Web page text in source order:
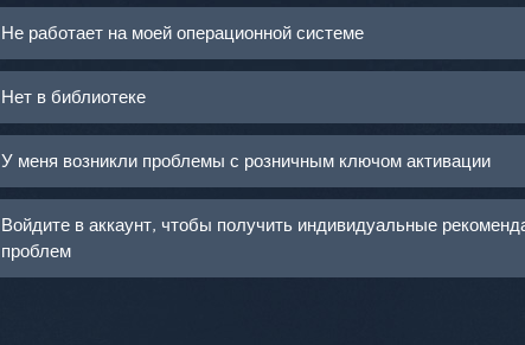
Не работает на моей операционной системе
Нет в библиотеке
У меня возникли проблемы с розничным ключом активации
Войдите в аккаунт, чтобы получить индивидуальные
проблем